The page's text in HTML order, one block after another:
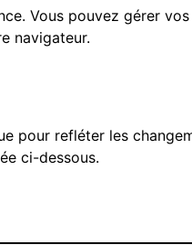
Vous pouvez gérer
navigateur.
pour refléter les
ci-dessous.